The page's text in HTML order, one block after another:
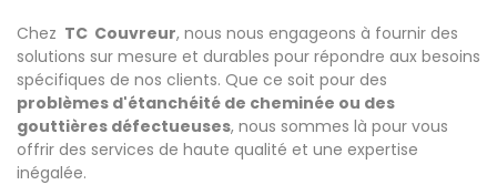
Chez TC Couvreur, nous nous engageons à fournir des
solutions sur mesure et durables pour répondre aux besoins
spécifiques de nos clients. Que ce soit pour des
problèmes d'étanchéité de cheminée ou des
gouttières défectueuses, nous sommes là pour vous
offrir des services de haute qualité et une expertise
inégalée.